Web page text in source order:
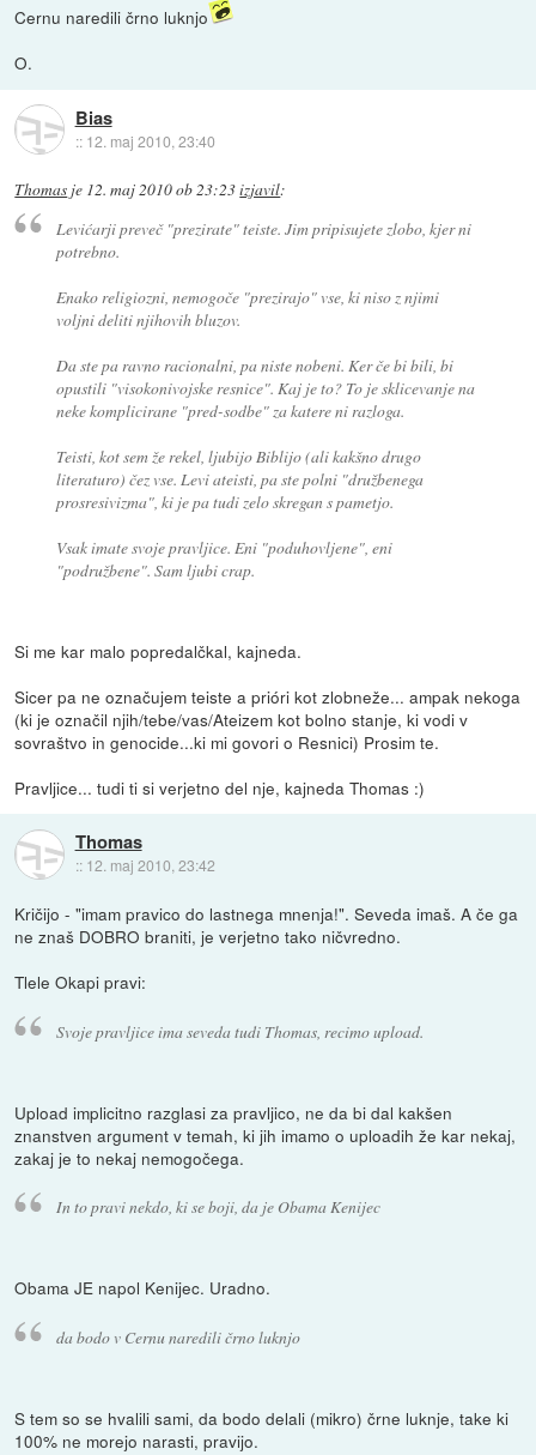
Cernu naredili črno luknjo
O.
Bias
:: 12. maj 2010, 23:40
Thomas je 12. maj 2010 ob 23:23izjavil:
Levićarji preveč "prezirate" teiste. Jim pripisujete zlobo, kjer ni
potrebno.
Enako religiozni, nemogoče "prezirajo" vse, ki niso z njimi
voljni deliti njihovih bluzov.
Da ste pa ravno racionalni, pa niste nobeni. Ker če bi bili, bi
opustili "visokonivojske resnice". Kaj je to? To je sklicevanje na
neke komplicirane "pred-sodbe" za katere ni razloga.
Teisti, kot sem že rekel, ljubijo Biblijo (ali kakšno drugo
literaturo) čez vse. Levi ateisti, pa ste polni "družbenega
prosresivizma", ki je pa tudi zelo skregan s pametjo.
Vsak imate svoje pravljice. Eni "poduhovljene", eni
"podružbene". Sam ljubi crap.
Si me kar malo popredalčkal, kajneda.
Sicer pa ne označujem teiste a prióri kot zlobneže... ampak nekoga
(ki je označil njih/tebe/vas/Ateizem kot bolno stanje, ki vodi v
sovraštvo in genocide...ki mi govori o Resnici) Prosim te.
Pravljice... tudi ti si verjetno del nje, kajneda Thomas :)
Thomas
:: 12. maj 2010, 23:42
Kričijo - "imam pravico do lastnega mnenja!". Seveda imaš. A če ga
ne znaš DOBRO braniti, je verjetno tako ničvredno.
Tlele Okapi pravi:
Svoje pravljice ima seveda tudi Thomas, recimo upload.
Upload implicitno razglasi za pravljico, ne da bi dal kakšen
znanstven argument v temah, ki jih imamo o uploadih že kar nekaj,
zakaj je to nekaj nemogočega.
In to pravi nekdo, ki se boji, da je Obama Kenijec
Obama JE napol Kenijec. Uradno.
da bodo v Cernu naredili črno luknjo
S tem so se hvalili sami, da bodo delali (mikro) črne luknje, take ki
100% ne morejo narasti, pravijo.